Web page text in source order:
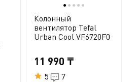
● ● ● ● ●
Колонный
вентилятор Tefal
Urban Cool VF6720F0
11 990 ₸
5 7